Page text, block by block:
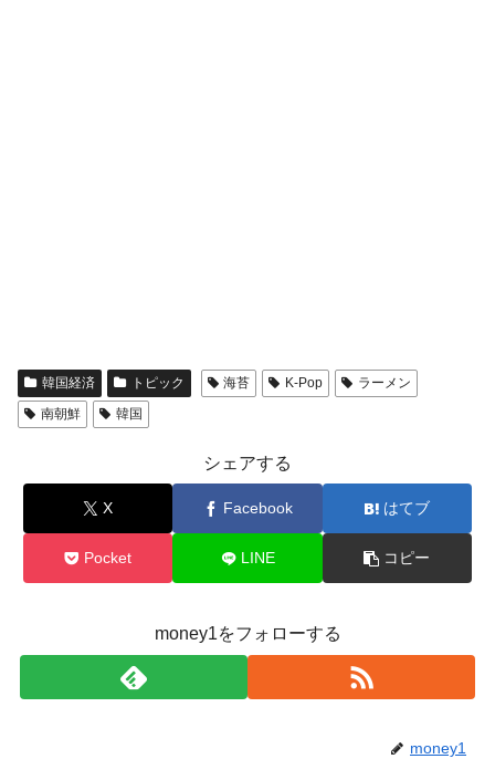
韓国経済 トピック 海苔 K-Pop
ラーメン
南朝鮮
韓国
シェアする
X Facebook はてブ
Pocket LINE コピー
money1をフォローする
money1